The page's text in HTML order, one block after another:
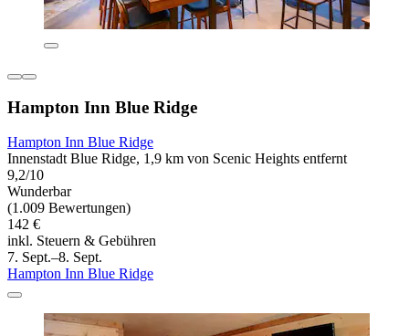
Hampton Inn Blue Ridge
Hampton Inn Blue Ridge
Innenstadt Blue Ridge, 1,9 km von Scenic Heights entfernt
9,2/10
Wunderbar
(1.009 Bewertungen)
142 €
inkl. Steuern & Gebühren
7. Sept.–8. Sept.
Hampton Inn Blue Ridge